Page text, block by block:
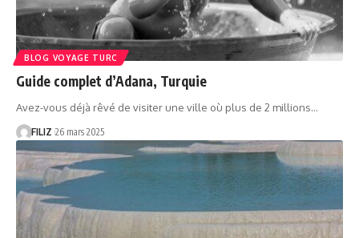
BLOG VOYAGE TURC
Guide complet d’Adana, Turquie
Avez-vous déjà rêvé de visiter une ville où plus de 2 millions…
FILIZ 26 mars 2025